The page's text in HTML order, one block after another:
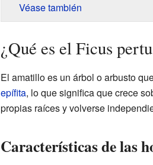
Véase también
¿Qué es el Ficus
El amatillo es un árbol o arbusto
epífita, lo que significa que crece
propias raíces y volverse
Características de las